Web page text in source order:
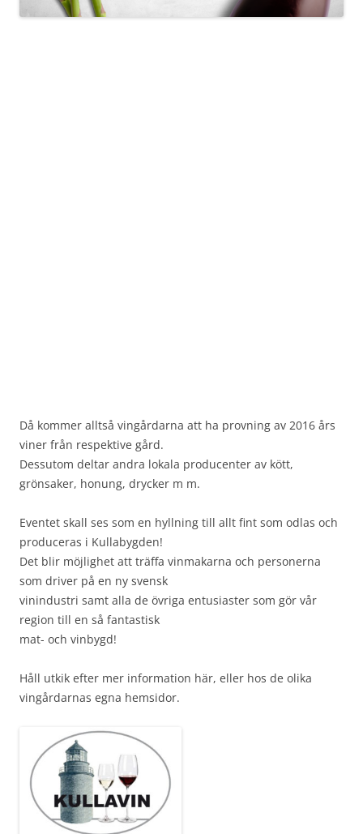
Då kommer alltså vingårdarna att ha provning av 2016 års
viner från respektive gård.
Dessutom deltar andra lokala producenter av kött,
grönsaker, honung, drycker m m.
Eventet skall ses som en hyllning till allt fint som odlas och
produceras i Kullabygden!
Det blir möjlighet att träffa vinmakarna och personerna
som driver på en ny svensk
vinindustri samt alla de övriga entusiaster som gör vår
region till en så fantastisk
mat- och vinbygd!
Håll utkik efter mer information här, eller hos de olika
vingårdarnas egna hemsidor.